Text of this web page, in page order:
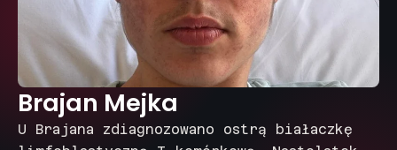
Brajan Mejka
U Brajana zdiagnozowano ostrą białaczkę